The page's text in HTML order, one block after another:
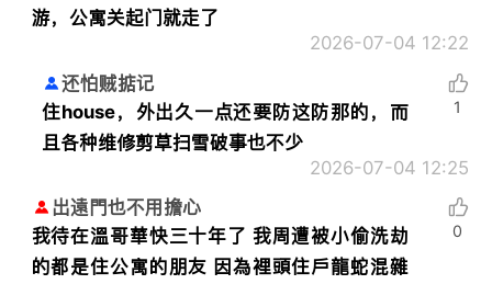
游，公寓关起门就走了
2026-07-04 12:22
还怕贼掂记
住house，外出久一点还要防这防那的，而
且各种维修剪草扫雪破事也不少
2026-07-04 12:25
1
出遠門也不用擔心
我待在溫哥華快三十年了 我周遭被小偷洗劫
的都是住公寓的朋友 因為裡頭住戶龍蛇混雜
0